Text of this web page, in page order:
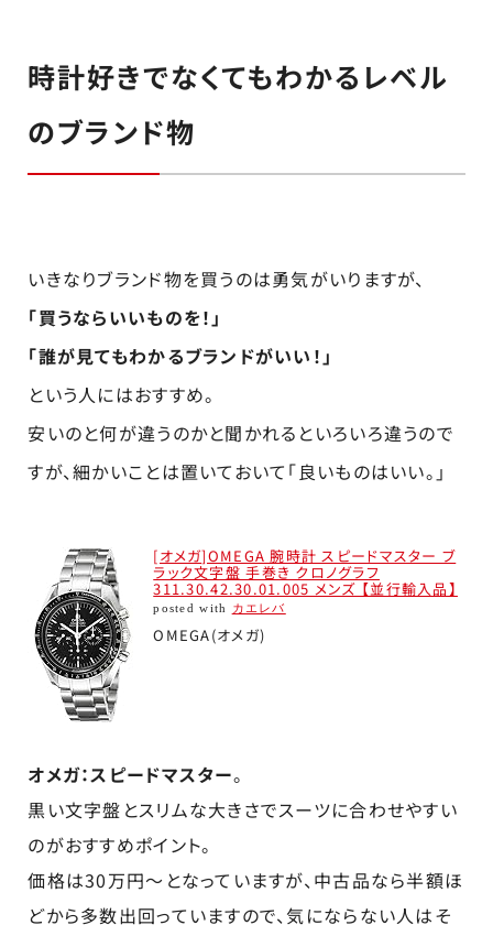
時計好きでなくてもわかるレベル
のブランド物
いきなりブランド物を買うのは勇気がいりますが、
「買うならいいものを！」
「誰が見てもわかるブランドがいい！」
という人にはおすすめ。
安いのと何が違うのかと聞かれるといろいろ違うので
すが、細かいことは置いておいて「良いものはいい。」
[オメガ]OMEGA 腕時計 スピードマスター ブ
ラック文字盤 手巻き クロノグラフ
311.30.42.30.01.005 メンズ 【並行輸入品】
posted with カエレバ
OMEGA(オメガ)
オメガ：スピードマスター。
黒い文字盤とスリムな大きさでスーツに合わせやすい
のがおすすめポイント。
価格は30万円～となっていますが、中古品なら半額ほ
どから多数出回っていますので、気にならない人はそ